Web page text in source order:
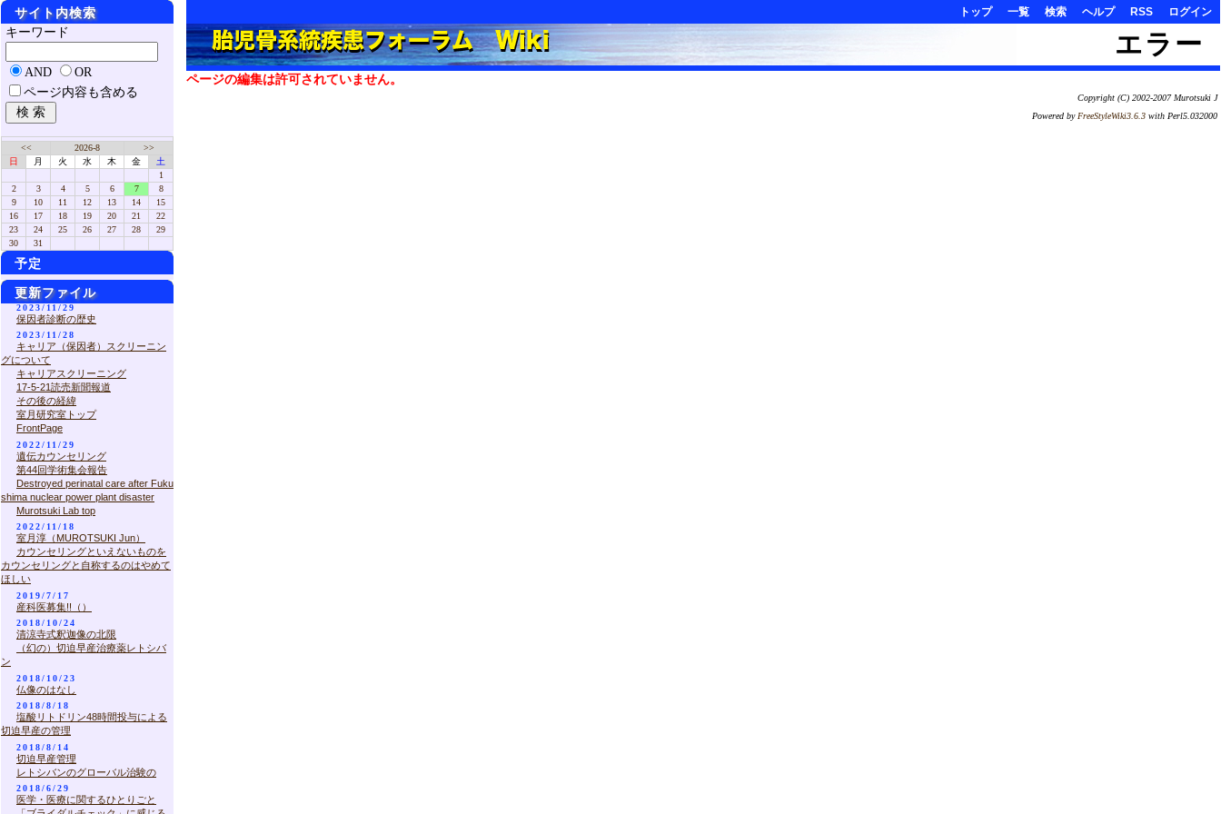
トップ 一覧 検索 ヘルプ RSS ログイン
エラー
ページの編集は許可されていません。
Copyright (C) 2002-2007 Murotsuki J
Powered by FreeStyleWiki3.6.3 with Perl5.032000
サイト内検索
キーワード
AND
OR
ページ内容も含める
<< 2026-8
>>
日
月 火 水 木 金
土
1
2
3 4 5 6 7
8
9
10 11 12 13 14
15
16
17 18 19 20 21
22
23
24 25 26 27 28
29
30
31
予定
更新ファイル
2023/11/29
保因者診断の歴史
2023/11/28
キャリア（保因者）スクリーニン
グについて
キャリアスクリーニング
17-5-21読売新聞報道
その後の経緯
室月研究室トップ
FrontPage
2022/11/29
遺伝カウンセリング
第44回学術集会報告
Destroyed perinatal care after Fuku
shima nuclear power plant disaster
Murotsuki Lab top
2022/11/18
室月淳（MUROTSUKI Jun）
カウンセリングといえないものを
カウンセリングと自称するのはやめて
ほしい
2019/7/17
産科医募集!!（）
2018/10/24
清涼寺式釈迦像の北限
（幻の）切迫早産治療薬レトシバ
ン
2018/10/23
仏像のはなし
2018/8/18
塩酸リトドリン48時間投与による
切迫早産の管理
2018/8/14
切迫早産管理
レトシバンのグローバル治験の
2018/6/29
医学・医療に関するひとりごと